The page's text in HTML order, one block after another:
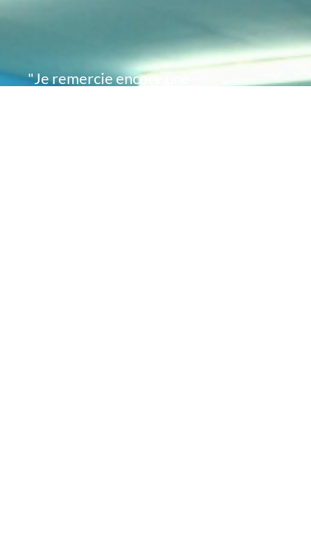
"Je remercie encore une